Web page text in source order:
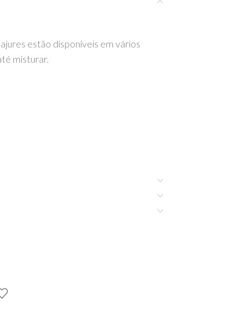
estão disponíveis em vários
misturar.